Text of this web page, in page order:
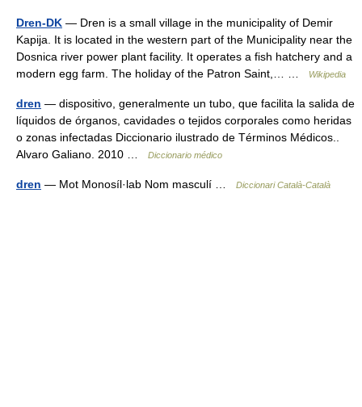
Dren-DK — Dren is a small village in the municipality of Demir
Kapija. It is located in the western part of the Municipality near the
Dosnica river power plant facility. It operates a fish hatchery and a
modern egg farm. The holiday of the Patron Saint,… …
Wikipedia
dren — dispositivo, generalmente un tubo, que facilita la salida de
líquidos de órganos, cavidades o tejidos corporales como heridas
o zonas infectadas Diccionario ilustrado de Términos Médicos..
Alvaro Galiano. 2010 …
Diccionario médico
dren — Mot Monosíl·lab Nom masculí … Diccionari Català-Català